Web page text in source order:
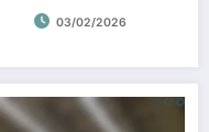
03/02/2026